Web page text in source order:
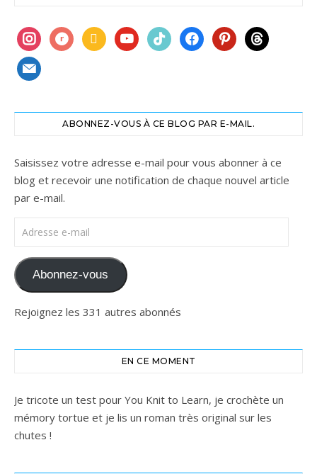
instagram
ravelrybook youtubetiktokfacebookpinterest
threads
mail
ABONNEZ-VOUS À CE BLOG PAR E-MAIL.
Saisissez votre adresse e-mail pour vous abonner à ce
blog et recevoir une notification de chaque nouvel article
par e-mail.
Adresse e-mail
Abonnez-vous
Rejoignez les 331 autres abonnés
EN CE MOMENT
Je tricote un test pour You Knit to Learn, je crochète un
mémory tortue et je lis un roman très original sur les
chutes !